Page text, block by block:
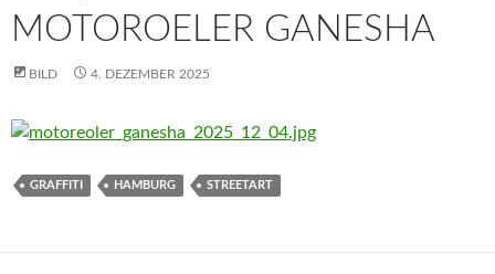
MOTOROELER GANESHA
BILD 4. DEZEMBER 2025
GRAFFITI HAMBURG STREETART